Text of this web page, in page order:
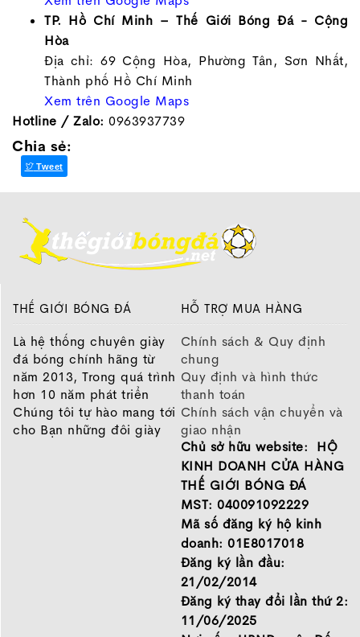
TP. Hồ Chí Minh – Thế Giới Bóng Đá - Cộng
Hòa
Địa chỉ: 69 Cộng Hòa, Phường Tân, Sơn Nhất,
Thành phố Hồ Chí Minh
Xem trên Google Maps
Hotline / Zalo: 0963937739
Chia sẻ:
Tweet
THẾ GIỚI BÓNG ĐÁ
Là hệ thống chuyên giày
đá bóng chính hãng từ
năm 2013, Trong quá trình
hơn 10 năm phát triển
Chúng tôi tự hào mang tới
cho Bạn những đôi giày
HỖ TRỢ MUA HÀNG
Chính sách & Quy định
chung
Quy định và hình thức
thanh toán
Chính sách vận chuyển và
giao nhận
Chính sách bảo hành
Chính sách bảo mật thông
tin
Chủ sở hữu website: HỘ
KINH DOANH CỬA HÀNG
THẾ GIỚI BÓNG ĐÁ
MST: 040091092229
Mã số đăng ký hộ kinh
doanh: 01E8017018
Đăng ký lần đầu:
21/02/2014
Đăng ký thay đổi lần thứ 2:
11/06/2025